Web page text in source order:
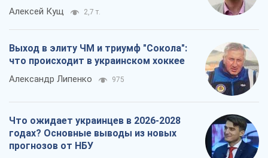
Алексей Кущ 2,7 т.
Выход в элиту ЧМ и триумф "Сокола":
что происходит в украинском хоккее
Александр Липенко 975
Что ожидает украинцев в 2026-2028
годах? Основные выводы из новых
прогнозов от НБУ